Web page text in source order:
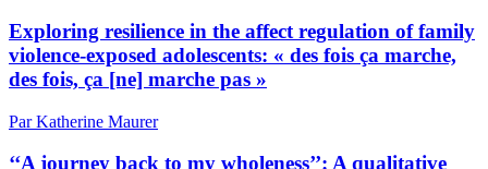
Exploring resilience in the affect regulation of family
violence-exposed adolescents: « des fois ça marche,
des fois, ça [ne] marche pas »
Par Katherine Maurer
‘‘A journey back to my wholeness’’: A qualitative